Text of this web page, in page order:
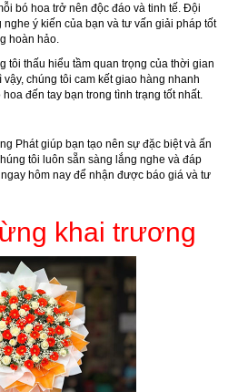
bó hoa trở nên độc đáo và tinh tế. Đội
ý kiến của bạn và tư vấn giải pháp tốt
hoàn hảo.
tôi thấu hiểu tầm quan trọng của thời gian
chúng tôi cam kết giao hàng nhanh
đến tay bạn trong tình trạng tốt nhất.
Phát giúp bạn tạo nên sự đặc biệt và ấn
tôi luôn sẵn sàng lắng nghe và đáp
hôm nay để nhận được báo giá và tư
khai trương